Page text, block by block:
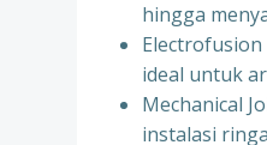
hingga
ideal untuk
Mechanical
instalasi